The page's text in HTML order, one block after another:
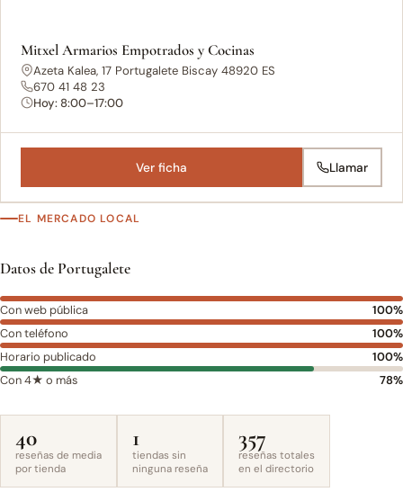
Mitxel Armarios Empotrados y Cocinas
Azeta Kalea, 17 Portugalete Biscay 48920 ES
670 41 48 23
Hoy: 8:00–17:00
Ver ficha Llamar
EL MERCADO LOCAL
Datos de Portugalete
Con web pública
100%
Con teléfono
100%
Horario publicado
100%
Con 4★ o más
78%
40
reseñas de media
por tienda
1
tiendas sin
ninguna reseña
357
reseñas totales
en el directorio